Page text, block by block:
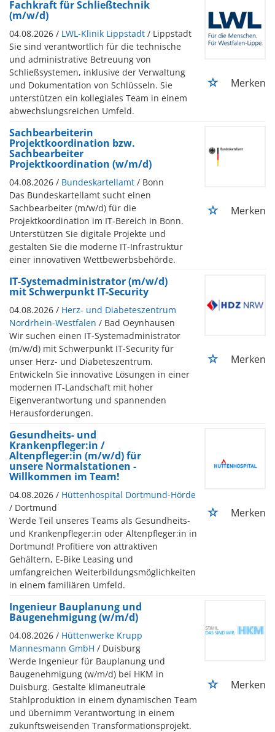
Fachkraft für Schließtechnik
(m/w/d)
04.08.2026 / LWL-Klinik Lippstadt / Lippstadt
Sie sind verantwortlich für die technische
und administrative Betreuung von
Schließsystemen, inklusive der Verwaltung
und Dokumentation von Schlüsseln. Sie
unterstützen ein kollegiales Team in einem
abwechslungsreichen Umfeld.
Merken
Sachbearbeiterin
Projektkoordination bzw.
Sachbearbeiter
Projektkoordination (w/m/d)
04.08.2026 / Bundeskartellamt / Bonn
Das Bundeskartellamt sucht einen
Sachbearbeiter (m/w/d) für die
Projektkoordination im IT-Bereich in Bonn.
Unterstützen Sie digitale Projekte und
gestalten Sie die moderne IT-Infrastruktur
einer innovativen Wettbewerbsbehörde.
Merken
IT-Systemadministrator (m/w/d)
mit Schwerpunkt IT-Security
04.08.2026 / Herz- und Diabeteszentrum
Nordrhein-Westfalen / Bad Oeynhausen
Wir suchen einen IT-Systemadministrator
(m/w/d) mit Schwerpunkt IT-Security für
unser Herz- und Diabeteszentrum.
Entwickeln Sie innovative Lösungen in einer
modernen IT-Landschaft mit hoher
Eigenverantwortung und spannenden
Herausforderungen.
Merken
Gesundheits- und
Krankenpfleger:in /
Altenpfleger:in (m/w/d) für
unsere Normalstationen -
Willkommen im Team!
04.08.2026 / Hüttenhospital Dortmund-Hörde
/ Dortmund
Werde Teil unseres Teams als Gesundheits-
und Krankenpfleger:in oder Altenpfleger:in in
Dortmund! Profitiere von attraktiven
Gehältern, E-Bike Leasing und
umfangreichen Weiterbildungsmöglichkeiten
in einem familiären Umfeld.
Merken
Ingenieur Bauplanung und
Baugenehmigung (w/m/d)
04.08.2026 / Hüttenwerke Krupp
Mannesmann GmbH / Duisburg
Werde Ingenieur für Bauplanung und
Baugenehmigung (w/m/d) bei HKM in
Duisburg. Gestalte klimaneutrale
Stahlproduktion in einem dynamischen Team
und übernimm Verantwortung in einem
zukunftsweisenden Transformationsprojekt.
Merken